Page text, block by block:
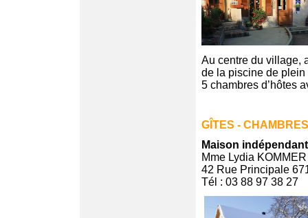
Au centre du village,
de la piscine de plein
5 chambres d’hôtes
GÎTES -
Maison
Mme Lydia KOMMER
42 Rue Principale
Tél : 03 88 97 38 27